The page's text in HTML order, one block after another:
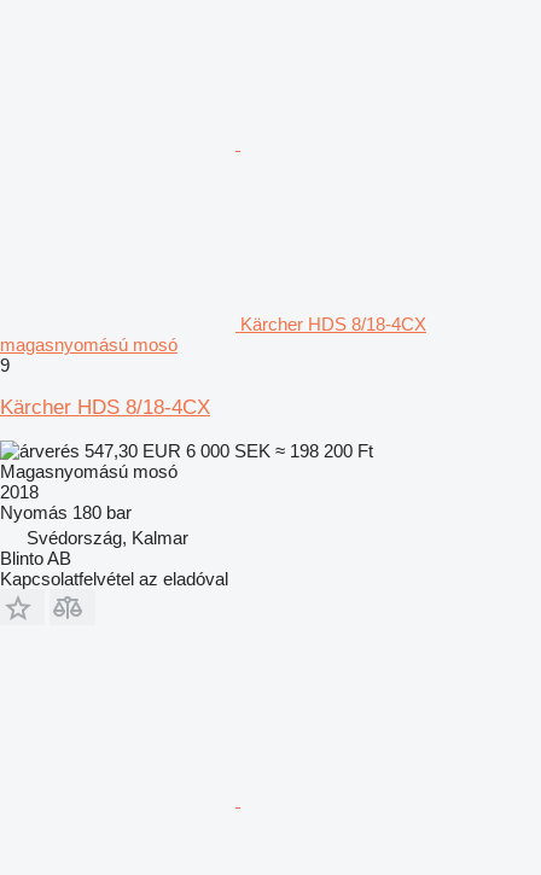
Kärcher HDS 8/18-4CX
magasnyomású mosó
9
Kärcher HDS 8/18-4CX
547,30 EUR 6 000 SEK ≈ 198 200 Ft
Magasnyomású mosó
2018
Nyomás 180 bar
Svédország, Kalmar
Blinto AB
Kapcsolatfelvétel az eladóval